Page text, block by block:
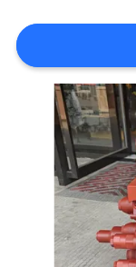
WSZYSTKIE
PRZYPADKI
POPROSIĆ
O
WYCENĘ
SITEMAP